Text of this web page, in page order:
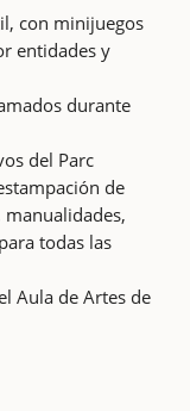
con minijuegos
entidades y
durante
del Parc
de
manualidades,
todas las
Aula de Artes de